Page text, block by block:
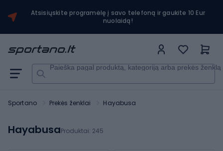
Atsisiųskite programėlę į savo telefoną ir gaukite 10 Eur
nuolaidą!
Paieška pagal produktą, kategoriją arba prekės ženklą
Sportano Prekės ženklai Hayabusa
HayabusaProduktai: 245